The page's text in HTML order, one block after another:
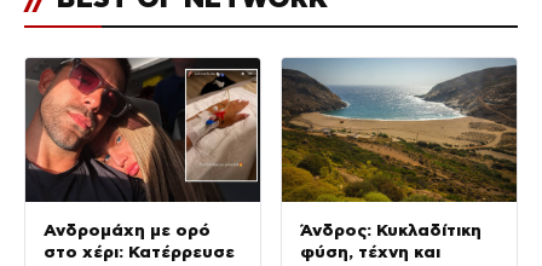
Ανδρομάχη με ορό
στο χέρι: Κατέρρευσε
Άνδρος: Κυκλαδίτικη
φύση, τέχνη και